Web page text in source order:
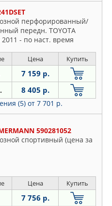
перфорированный/
передн. TOYOTA
2011 - по наст. время
Цена Купить
7 159 р.
8 405 р.
(5) от 7 701 р.
590281052
спортивный (цена за
Цена Купить
7 756 р.